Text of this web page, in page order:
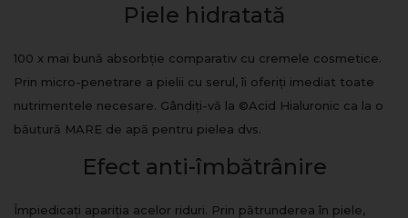
Piele hidratată
100 x mai bună absorbție comparativ cu cremele cosmetice.
Prin micro-penetrare a pielii cu serul, îi oferiți imediat toate
nutrimentele necesare. Gândiți-vă la ©Acid Hialuronic ca la o
băutură MARE de apă pentru pielea dvs.
Efect anti-îmbătrânire
Împiedicați apariția acelor riduri. Prin pătrunderea în piele,